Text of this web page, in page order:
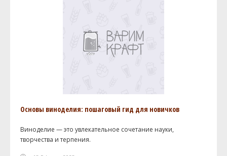
Основы виноделия: пошаговый гид для новичков
Виноделие — это увлекательное сочетание науки,
творчества и терпения.